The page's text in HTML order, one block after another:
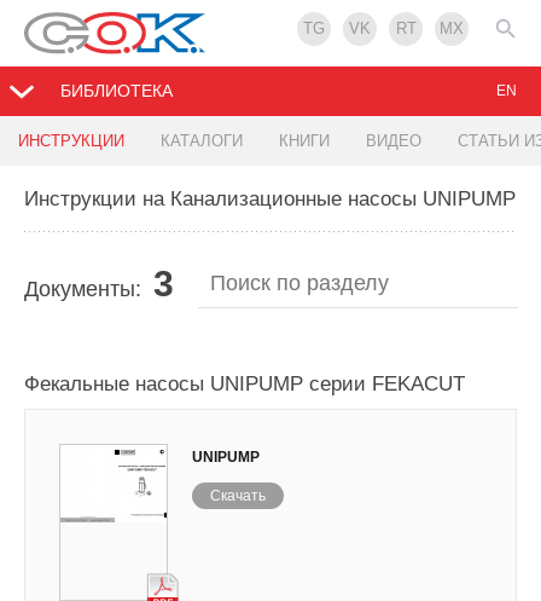
TG VK RT MX
БИБЛИОТЕКА
ИНСТРУКЦИИ КАТАЛОГИ КНИГИ ВИДЕО СТАТЬИ
EN
Инструкции на Канализационные насосы UNIPUMP
Документы: 3
Фекальные насосы UNIPUMP серии FEKACUT
UNIPUMP
Скачать